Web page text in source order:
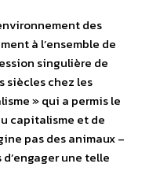
des
à l’ensemble de
singulière de
siècles chez les
» qui a permis le
capitalisme et de
pas des animaux –
une telle